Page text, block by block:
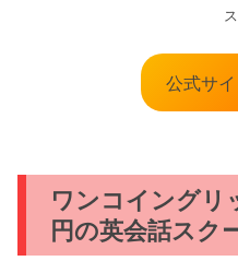
公式サ
ワンコイング
円の英会話スク